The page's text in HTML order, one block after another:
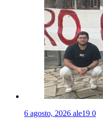
6 agosto, 2026 ale19 0